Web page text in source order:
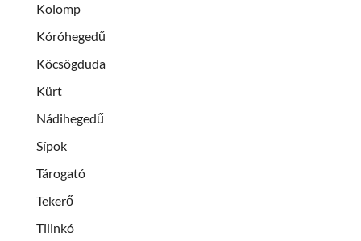
Kolomp
Kóróhegedű
Köcsögduda
Kürt
Nádihegedű
Sípok
Tárogató
Tekerő
Tilinkó